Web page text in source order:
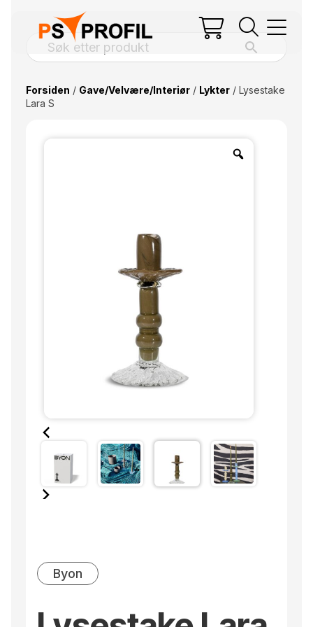
Forsiden / Gave/Velvære/Interiør/ Lykter/ Lysestake
Lara S
Byon